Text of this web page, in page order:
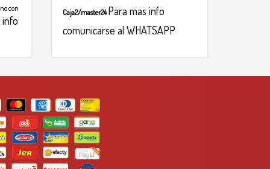
con
info
Caja2/master24 Para mas info
comunicarse al WHATSAPP